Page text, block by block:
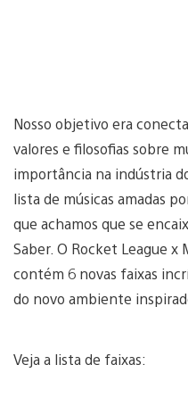
Nosso objetivo era
valores e filosofias sobre
importância na indústria
lista de músicas amadas
que achamos que se
Saber. O Rocket League x
contém 6 novas faixas
do novo ambiente
Veja a lista de faixas: